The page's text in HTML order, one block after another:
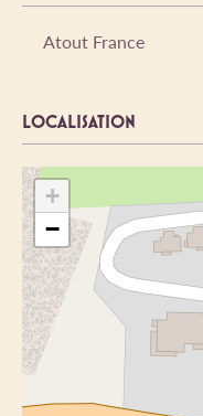
Atout France
LOCALISATION
+
−